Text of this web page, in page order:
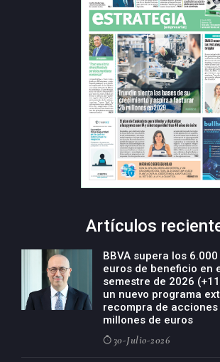
Artículos
BBVA supera los
euros de beneficio en
semestre de 2026
un nuevo programa
recompra de acciones
millones de euros
30-Julio-2026